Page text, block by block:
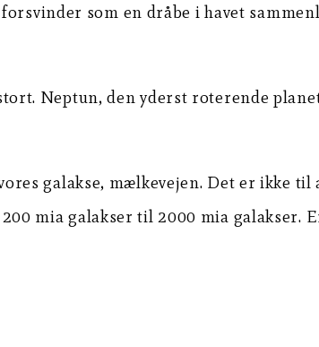
som en dråbe i havet
Neptun, den yderst roterende
galakse, mælkevejen. Det er ikke
mia galakser til 2000 mia galakser.